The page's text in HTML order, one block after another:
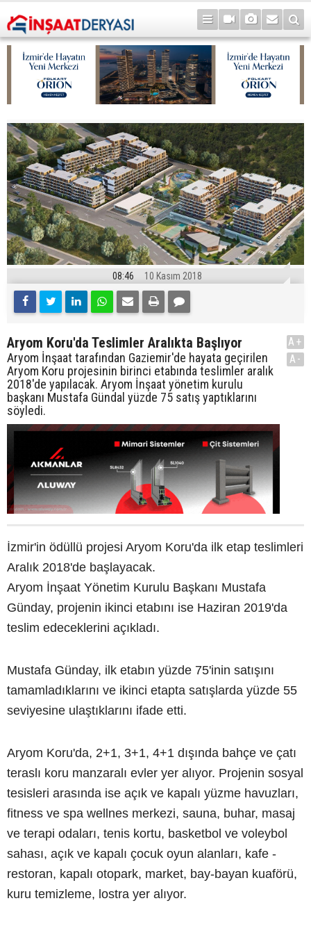
08:46 10 Kasım 2018
Aryom Koru'da Teslimler Aralıkta Başlıyor
Aryom İnşaat tarafından Gaziemir'de hayata geçirilen
Aryom Koru projesinin birinci etabında teslimler aralık
2018'de yapılacak. Aryom İnşaat yönetim kurulu
başkanı Mustafa Gündal yüzde 75 satış yaptıklarını
söyledi.
A+
A-
İzmir'in ödüllü projesi Aryom Koru'da ilk etap teslimleri
Aralık 2018'de başlayacak.
Aryom İnşaat Yönetim Kurulu Başkanı Mustafa
Günday, projenin ikinci etabını ise Haziran 2019'da
teslim edeceklerini açıkladı.
Mustafa Günday, ilk etabın yüzde 75'inin satışını
tamamladıklarını ve ikinci etapta satışlarda yüzde 55
seviyesine ulaştıklarını ifade etti.
Aryom Koru'da, 2+1, 3+1, 4+1 dışında bahçe ve çatı
teraslı koru manzaralı evler yer alıyor. Projenin sosyal
tesisleri arasında ise açık ve kapalı yüzme havuzları,
fitness ve spa wellnes merkezi, sauna, buhar, masaj
ve terapi odaları, tenis kortu, basketbol ve voleybol
sahası, açık ve kapalı çocuk oyun alanları, kafe -
restoran, kapalı otopark, market, bay-bayan kuaförü,
kuru temizleme, lostra yer alıyor.